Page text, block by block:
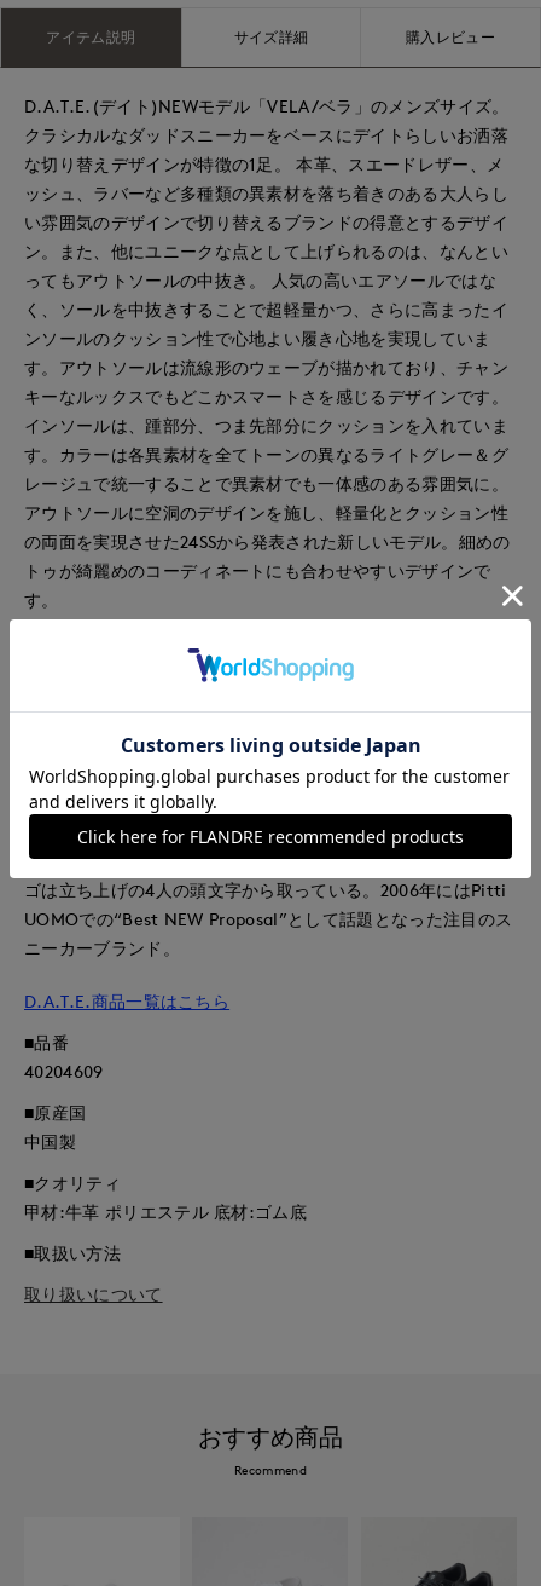
アイテム説明 サイズ詳細 購入レビュー
D.A.T.E.(デイト)NEWモデル「VELA/ベラ」のメンズサイズ。
クラシカルなダッドスニーカーをベースにデイトらしいお洒落
な切り替えデザインが特徴の1足。 本革、スエードレザー、メ
ッシュ、ラバーなど多種類の異素材を落ち着きのある大人らし
い雰囲気のデザインで切り替えるブランドの得意とするデザイ
ン。また、他にユニークな点として上げられるのは、なんとい
ってもアウトソールの中抜き。 人気の高いエアソールではな
く、ソールを中抜きすることで超軽量かつ、さらに高まったイ
ンソールのクッション性で心地よい履き心地を実現していま
す。アウトソールは流線形のウェーブが描かれており、チャン
キーなルックスでもどこかスマートさを感じるデザインです。
インソールは、踵部分、つま先部分にクッションを入れていま
す。カラーは各異素材を全てトーンの異なるライトグレー＆グ
レージュで統一することで異素材でも一体感のある雰囲気に。
アウトソールに空洞のデザインを施し、軽量化とクッション性
の両面を実現させた24SSから発表された新しいモデル。細めの
トゥが綺麗めのコーディネートにも合わせやすいデザインで
す。
メーカーモデル：VELA MONO WHITE
表示サイズ/メーカーサイズ
34(27cm)/EU S 42
38(28cm)/EU S 43
《D.A.T.E./デイト》
イタリア・フィレンツェ発シューズブランド。ブランド名とロ
ゴは立ち上げの4人の頭文字から取っている。2006年にはPitti
UOMOでの“Best NEW Proposal”として話題となった注目のス
ニーカーブランド。
D.A.T.E.商品一覧はこちら
■品番
40204609
■原産国
中国製
■クオリティ
甲材:牛革 ポリエステル 底材:ゴム底
■取扱い方法
取り扱いについて
おすすめ商品
Recommend